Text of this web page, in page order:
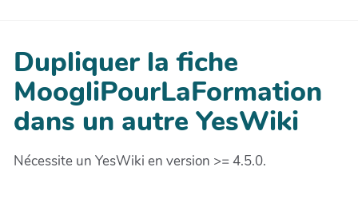
Dupliquer la fiche
MoogliPourLaFormation
dans un autre YesWiki
Nécessite un YesWiki en version >= 4.5.0.